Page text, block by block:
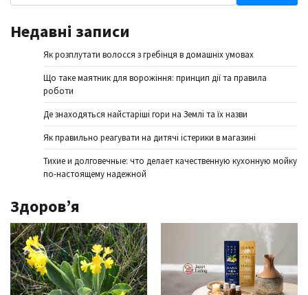
Недавні записи
Як розплутати волосся з гребінця в домашніх умовах
Що таке маятник для ворожіння: принцип дії та правила
роботи
Де знаходяться найстаріші гори на Землі та їх назви
Як правильно реагувати на дитячі істерики в магазині
Тихие и долговечные: что делает качественную кухонную мойку
по-настоящему надежной
Здоров’я